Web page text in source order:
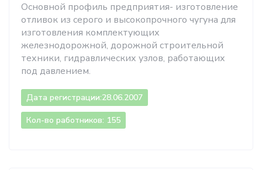
Основной профиль предприятия- изготовление
отливок из серого и высокопрочного чугуна для
изготовления комплектующих
железнодорожной, дорожной строительной
техники, гидравлических узлов, работающих
под давлением.
Дата регистрации:28.06.2007
Кол-во работников: 155